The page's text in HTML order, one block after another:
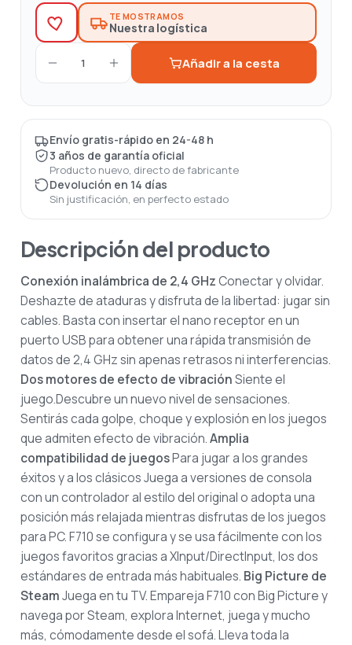
TE MOSTRAMOS
Nuestra logística
1 Añadir a la cesta
Envío gratis-rápido en 24-48 h
3 años de garantía oficial
Producto nuevo, directo de fabricante
Devolución en 14 días
Sin justificación, en perfecto estado
Descripción del producto
Conexión inalámbrica de 2,4 GHzConectar y olvidar.
Deshazte de ataduras y disfruta de la libertad: jugar sin
cables. Basta con insertar el nano receptor en un
puerto USB para obtener una rápida transmisión de
datos de 2,4 GHz sin apenas retrasos ni interferencias.
Dos motores de efecto de vibraciónSiente el
juego.Descubre un nuevo nivel de sensaciones.
Sentirás cada golpe, choque y explosión en los juegos
que admiten efecto de vibración.Amplia
compatibilidad de juegosPara jugar a los grandes
éxitos y a los clásicosJuega a versiones de consola
con un controlador al estilo del original o adopta una
posición más relajada mientras disfrutas de los juegos
para PC. F710 se configura y se usa fácilmente con los
juegos favoritos gracias a XInput/DirectInput, los dos
estándares de entrada más habituales. Big Picture de
SteamJuega en tu TV. Empareja F710 con Big Picture y
navega por Steam, explora Internet, juega y mucho
más, cómodamente desde el sofá. Lleva toda la